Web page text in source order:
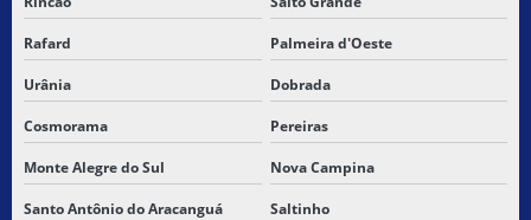
Rafard Palmeira d'Oeste
Urânia Dobrada
Cosmorama Pereiras
Monte Alegre do Sul Nova Campina
Santo Antônio do Aracanguá Saltinho